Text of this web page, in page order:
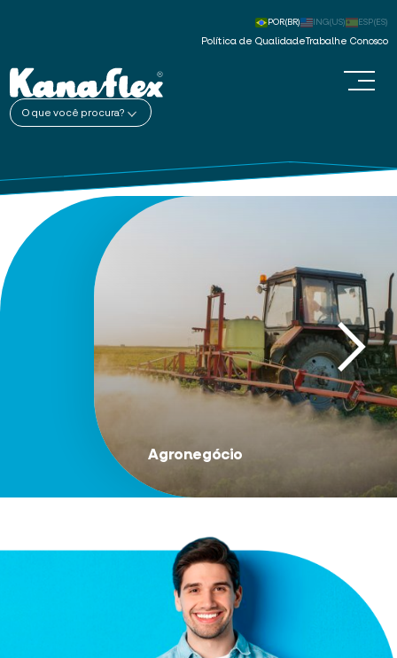
Política de Qualidade Trabalhe Conosco
POR(BR) ING(US) ESP(ES)
O que você procura?
Agronegócio